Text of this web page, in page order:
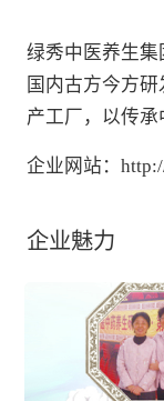
绿秀中医养生
国内古方今方
产工厂，以传
企业网站：
企业魅力